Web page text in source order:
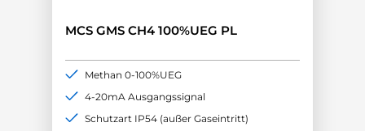
MCS GMS CH4 100%UEG PL
Methan 0-100%UEG
4-20mA Ausgangssignal
Schutzart IP54 (außer Gaseintritt)